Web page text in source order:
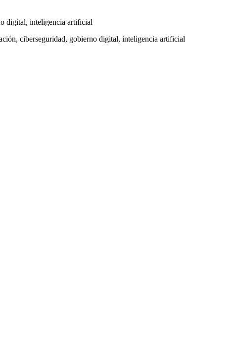
digital, inteligencia artificial
ciberseguridad, gobierno digital, inteligencia artificial